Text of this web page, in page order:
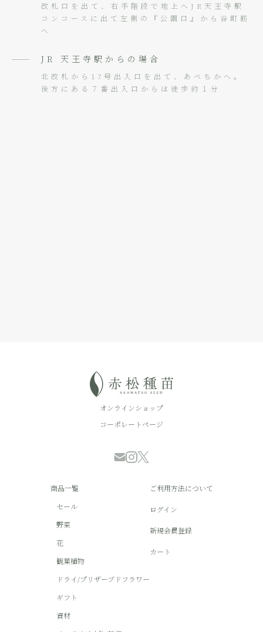
改札口を出て、右手階段で地上へJR天王寺駅
コンコースに出て左側の『公園口』から谷町筋
へ
JR 天王寺駅からの場合
北改札から17号出入口を出て、あべちかへ。
後方にある７番出入口からは徒歩約１分
オンラインショップ
コーポレートページ
商品一覧
セール
野菜
花
観葉植物
ドライ/プリザーブドフラワー
ギフト
資材
ご利用方法について
ログイン
新規会員登録
カート